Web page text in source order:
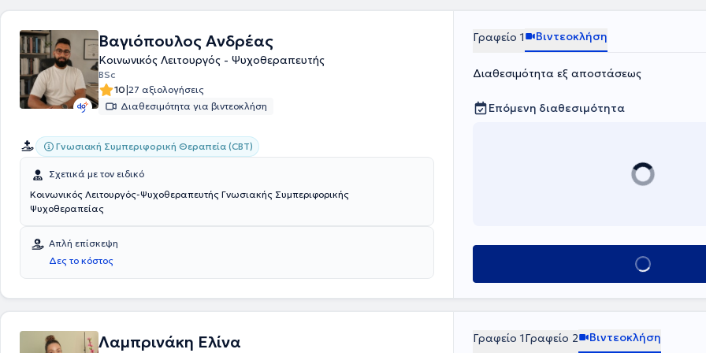
Βαγιόπουλος Ανδρέας
Κοινωνικός Λειτουργός - Ψυχοθεραπευτής
BSc
10|27 αξιολογήσεις
Διαθεσιμότητα για βιντεοκλήση
Γνωσιακή Συμπεριφορική Θεραπεία (CBT)
Σχετικά με τον ειδικό
Κοινωνικός Λειτουργός-Ψυχοθεραπευτής Γνωσιακής Συμπεριφορικής
Ψυχοθεραπείας
Απλή επίσκεψη
Δες το κόστος
Γραφείο 1 Βιντεοκλήση
Διαθεσιμότητα εξ αποστάσεως
Επόμενη διαθεσιμότητα
Κλείσε ραντεβού
Λαμπρινάκη Ελίνα Γραφείο 1Γραφείο 2 Βιντεοκλήση